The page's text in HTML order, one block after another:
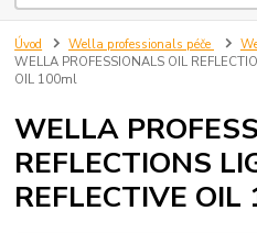
Úvod Wella professionals péče
WELLA PROFESSIONALS OIL
OIL 100ml
WELLA
REFLECTIONS
REFLECTIVE